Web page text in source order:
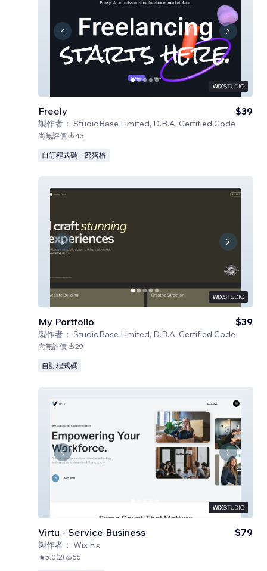
Freely
製作者： StudioBase Limited, D.B.A. Certified Code
$39
尚無評價 43
自訂程式碼 部落格
My Portfolio
製作者： StudioBase Limited, D.B.A. Certified Code
$39
尚無評價 29
自訂程式碼
Virtu - Service Business
製作者： Wix Fix
$79
5.0(2) 55